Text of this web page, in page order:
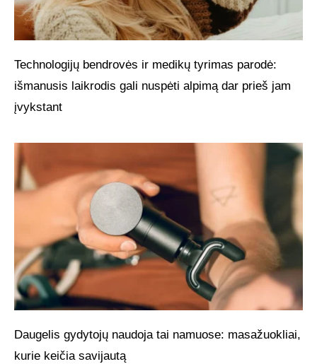
Technologijų bendrovės ir medikų tyrimas parodė:
išmanusis laikrodis gali nuspėti alpimą dar prieš jam
įvykstant
Daugelis gydytojų naudoja tai namuose: masažuokliai,
kurie keičia savijautą